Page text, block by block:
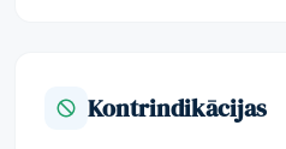
Kontrindikācijas